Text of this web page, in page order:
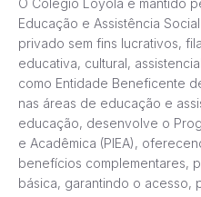
Educação e Assistência
privado sem fins lucrativos,
educativa, cultural,
como Entidade Beneficente
nas áreas de educação e
educação, desenvolve o
e Acadêmica (PIEA),
benefícios complementares,
básica, garantindo o acesso,